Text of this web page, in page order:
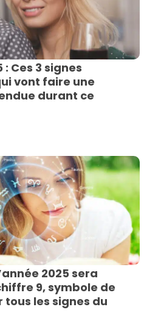
Ces 3 signes
vont faire une
durant ce
2025 sera
9, symbole de
les signes du